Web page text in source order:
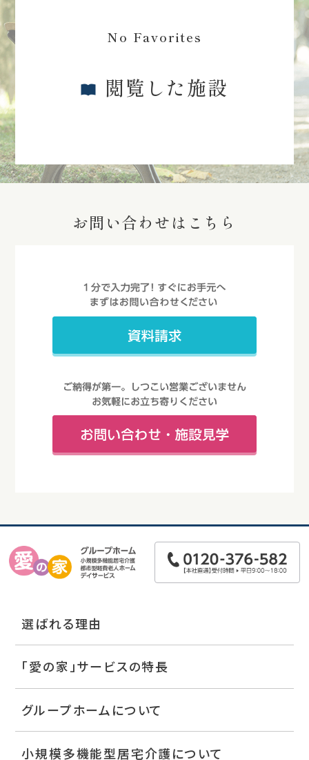
No Favorites
閲覧した施設
お問い合わせはこちら
選ばれる理由
「愛の家」サービスの特長
グループホームについて
小規模多機能型居宅介護について